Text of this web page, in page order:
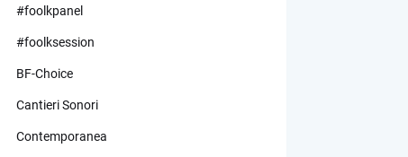
#foolkpanel
#foolksession
BF-Choice
Cantieri Sonori
Contemporanea